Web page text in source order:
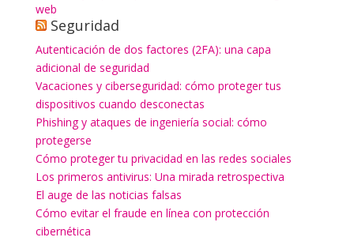
web
Seguridad
Autenticación de dos factores (2FA): una capa
adicional de seguridad
Vacaciones y ciberseguridad: cómo proteger tus
dispositivos cuando desconectas
Phishing y ataques de ingeniería social: cómo
protegerse
Cómo proteger tu privacidad en las redes sociales
Los primeros antivirus: Una mirada retrospectiva
El auge de las noticias falsas
Cómo evitar el fraude en línea con protección
cibernética